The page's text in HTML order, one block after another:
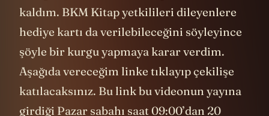
kaldım. BKM Kitap yetkilileri dileyenlere
hediye kartı da verilebileceğini söyleyince
şöyle bir kurgu yapmaya karar verdim.
Aşağıda vereceğim linke tıklayıp çekilişe
katılacaksınız. Bu link bu videonun yayına
girdiği Pazar sabahı saat 09:00’dan 20